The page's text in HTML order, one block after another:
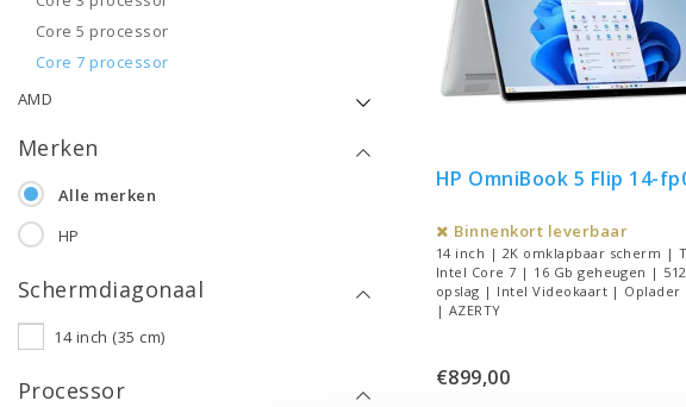
Core 5 processor
Core 7 processor
AMD
Merken
Alle merken
HP
Schermdiagonaal
14 inch (35 cm)
Processor
HP OmniBook 5 Flip 14-
Binnenkort leverbaar
14 inch | 2K omklapbaar scherm |
Intel Core 7 | 16 Gb geheugen | 512
opslag | Intel Videokaart | Oplader
| AZERTY
€899,00